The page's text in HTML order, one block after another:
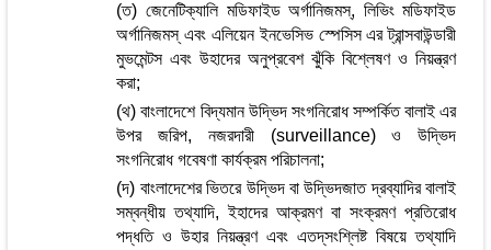
(ত) জেনেটিক্যালি মডিফাইড অর্গানিজমস্, লিভিং মডিফাইড
অর্গানিজমস্ এবং এলিয়েন ইনভেসিভ স্পেসিস এর ট্রান্সবাউন্ডারী
মুভমেন্টস এবং উহাদের অনুপ্রবেশ ঝুঁকি বিশ্লেষণ ও নিয়ন্ত্রণ
করা;
(থ) বাংলাদেশে বিদ্যমান উদ্ভিদ সংগনিরোধ সম্পর্কিত বালাই এর
উপর জরিপ, নজরদারী (surveillance) ও উদ্ভিদ
সংগনিরোধ গবেষণা কার্যক্রম পরিচালনা;
(দ) বাংলাদেশের ভিতরে উদ্ভিদ বা উদ্ভিদজাত দ্রব্যাদির বালাই
সম্বন্ধীয় তথ্যাদি, ইহাদের আক্রমণ বা সংক্রমণ প্রতিরোধ
পদ্ধতি ও উহার নিয়ন্ত্রণ এবং এতদ্‌সংশ্লিষ্ট বিষয়ে তথ্যাদি